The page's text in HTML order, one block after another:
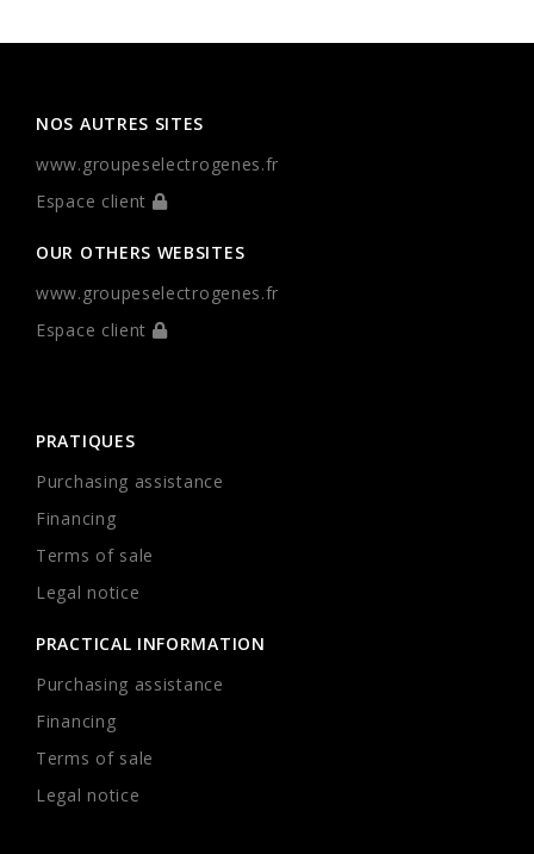
NOS AUTRES SITES
www.groupeselectrogenes.fr
Espace client
OUR OTHERS WEBSITES
www.groupeselectrogenes.fr
Espace client
PRATIQUES
Purchasing assistance
Financing
Terms of sale
Legal notice
PRACTICAL INFORMATION
Purchasing assistance
Financing
Terms of sale
Legal notice